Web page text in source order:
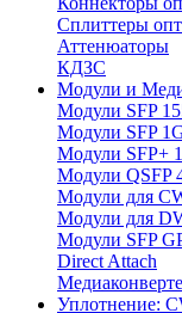
Сплиттеры
Аттенюаторы
КДЗС
Модули и
Модули SFP
Модули SFP
Модули SFP+
Модули QSFP
Модули для
Модули для
Модули SFP
Direct Attach
Уплотнение: